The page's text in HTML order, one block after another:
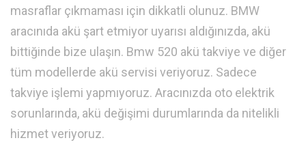
masraflar çıkmaması için dikkatli olunuz. BMW
aracınıda akü şart etmiyor uyarısı aldığınızda, akü
bittiğinde bize ulaşın. Bmw 520 akü takviye ve diğer
tüm modellerde akü servisi veriyoruz. Sadece
takviye işlemi yapmıyoruz. Aracınızda oto elektrik
sorunlarında, akü değişimi durumlarında da nitelikli
hizmet veriyoruz.